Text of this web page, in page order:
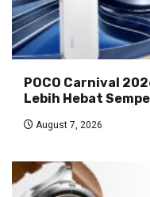
POCO Carnival
Lebih Hebat
August 7, 2026